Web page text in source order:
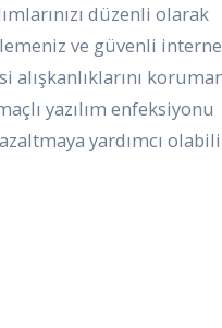
düzenli olarak
ve güvenli
alışkanlıklarını
yazılım enfeksiyonu
yardımcı